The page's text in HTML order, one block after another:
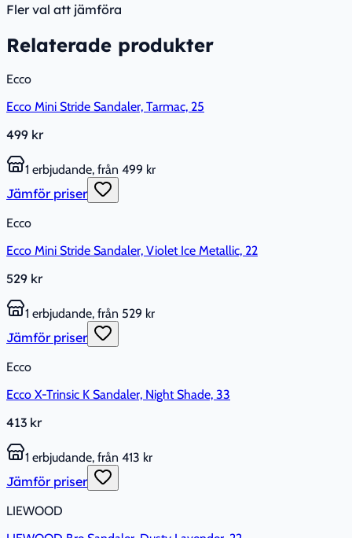
Fler val att jämföra
Relaterade produkter
Ecco
Ecco Mini Stride Sandaler, Tarmac, 25
499 kr
1 erbjudande, från 499 kr
Jämför priser
Ecco
Ecco Mini Stride Sandaler, Violet Ice Metallic, 22
529 kr
1 erbjudande, från 529 kr
Jämför priser
Ecco
Ecco X-Trinsic K Sandaler, Night Shade, 33
413 kr
1 erbjudande, från 413 kr
Jämför priser
LIEWOOD